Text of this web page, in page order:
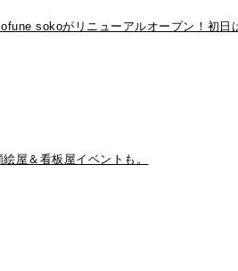
sokoがリニューアルオープン！初日
屋＆看板屋イベントも。